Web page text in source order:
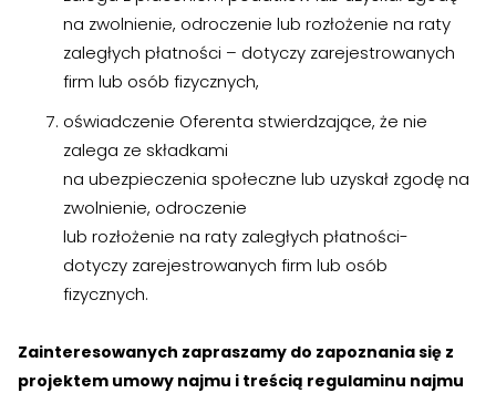
na zwolnienie, odroczenie lub rozłożenie na raty
zaległych płatności – dotyczy zarejestrowanych
firm lub osób fizycznych,
oświadczenie Oferenta stwierdzające, że nie
zalega ze składkami
na ubezpieczenia społeczne lub uzyskał zgodę na
zwolnienie, odroczenie
lub rozłożenie na raty zaległych płatności-
dotyczy zarejestrowanych firm lub osób
fizycznych.
Zainteresowanych zapraszamy do zapoznania się z
projektem umowy najmu i treścią regulaminu najmu